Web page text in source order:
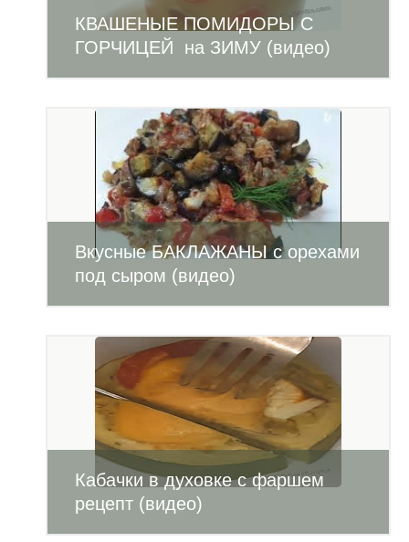
КВАШЕНЫЕ ПОМИДОРЫ С
ГОРЧИЦЕЙ на ЗИМУ (видео)
Вкусные БАКЛАЖАНЫ с орехами
под сыром (видео)
Кабачки в духовке с фаршем
рецепт (видео)